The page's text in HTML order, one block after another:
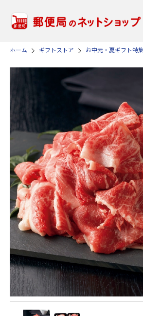
ホーム ギフトストア お中元・夏ギフト特